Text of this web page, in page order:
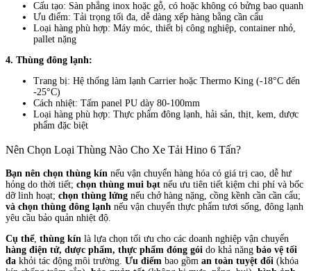
Cấu tạo: Sàn phẳng inox hoặc gỗ, có hoặc không có bửng bao quanh
Ưu điểm: Tải trọng tối đa, dễ dàng xếp hàng bằng cần cẩu
Loại hàng phù hợp: Máy móc, thiết bị công nghiệp, container nhỏ,
pallet nặng
4. Thùng đông lạnh:
Trang bị: Hệ thống làm lạnh Carrier hoặc Thermo King (-18°C đến
-25°C)
Cách nhiệt: Tấm panel PU dày 80-100mm
Loại hàng phù hợp: Thực phẩm đông lạnh, hải sản, thịt, kem, dược
phẩm đặc biệt
Nên Chọn Loại Thùng Nào Cho Xe Tải Hino 6 Tấn?
Bạn nên chọn thùng kín nếu vận chuyển hàng hóa có giá trị cao, dễ hư
hỏng do thời tiết; chọn thùng mui bạt nếu ưu tiên tiết kiệm chi phí và bốc
dỡ linh hoạt; chọn thùng lửng nếu chở hàng nặng, cồng kềnh cần cần cẩu;
và chọn thùng đông lạnh nếu vận chuyển thực phẩm tươi sống, đông lạnh
yêu cầu bảo quản nhiệt độ.
Cụ thể, thùng kín là lựa chọn tối ưu cho các doanh nghiệp vận chuyển
hàng điện tử, dược phẩm, thực phẩm đóng gói do khả năng bảo vệ tối
đa khỏi tác động môi trường. Ưu điểm bao gồm an toàn tuyệt đối (khóa